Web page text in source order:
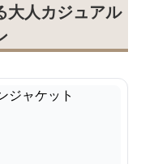
大人カジュアル